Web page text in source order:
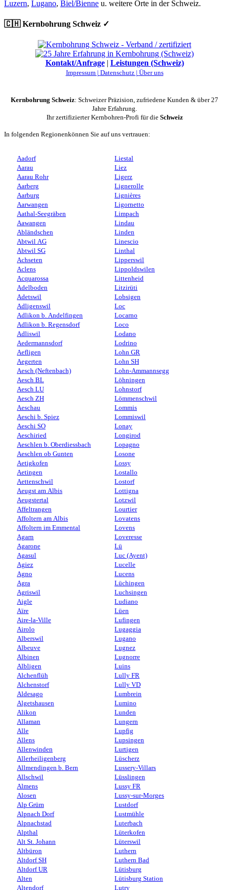
Luzern, Lugano, Biel/Bienne u. weitere Orte in der Schweiz.
🇨🇭 Kernbohrung Schweiz ✓
Kontakt/Anfrage| Leistungen (Schweiz)
Impressum | Datenschutz | Über uns
Kernbohrung Schweiz: Schweizer Präzision, zufriedene Kunden & über 27
Jahre Erfahrung.
Ihr zertifizierter Kernbohren-Profi für die Schweiz
In folgenden Regionenkönnen Sie auf uns vertrauen:
Aadorf
Aarau
Aarau Rohr
Aarberg
Aarburg
Aarwangen
Aathal-Seegräben
Aawangen
Abländschen
Abtwil AG
Abtwil SG
Achseten
Aclens
Acquarossa
Adelboden
Adetswil
Adligenswil
Adlikon b. Andelfingen
Adlikon b. Regensdorf
Adliswil
Aedermannsdorf
Aefligen
Aegerten
Aesch (Neftenbach)
Aesch BL
Aesch LU
Aesch ZH
Aeschau
Aeschi b. Spiez
Aeschi SO
Aeschiried
Aeschlen b. Oberdiessbach
Aeschlen ob Gunten
Aetigkofen
Aetingen
Aettenschwil
Aeugst am Albis
Aeugstertal
Affeltrangen
Affoltern am Albis
Affoltern im Emmental
Agarn
Agarone
Agasul
Agiez
Agno
Agra
Agriswil
Aigle
Aïre
Aire-la-Ville
Airolo
Alberswil
Albeuve
Albinen
Albligen
Alchenflüh
Alchenstorf
Aldesago
Algetshausen
Alikon
Allaman
Alle
Allens
Allenwinden
Allerheiligenberg
Allmendingen b. Bern
Allschwil
Almens
Alosen
Alp Grüm
Alpnach Dorf
Alpnachstad
Alpthal
Alt St. Johann
Altbüron
Altdorf SH
Altdorf UR
Alten
Altendorf
Liestal
Liez
Ligerz
Lignerolle
Lignières
Ligornetto
Limpach
Lindau
Linden
Linescio
Linthal
Lipperswil
Lippoldswilen
Littenheid
Litzirüti
Lobsigen
Loc
Locarno
Loco
Lodano
Lodrino
Lohn GR
Lohn SH
Lohn-Ammannsegg
Löhningen
Lohnstorf
Lömmenschwil
Lommis
Lommiswil
Lonay
Longirod
Lopagno
Losone
Lossy
Lostallo
Lostorf
Lottigna
Lotzwil
Lourtier
Lovatens
Lovens
Loveresse
Lü
Luc (Ayent)
Lucelle
Lucens
Lüchingen
Luchsingen
Ludiano
Lüen
Lufingen
Lugaggia
Lugano
Lugnez
Lugnorre
Luins
Lully FR
Lully VD
Lumbrein
Lumino
Lunden
Lungern
Lupfig
Lupsingen
Lurtigen
Lüscherz
Lussery-Villars
Lüsslingen
Lussy FR
Lussy-sur-Morges
Lustdorf
Lustmühle
Luterbach
Lüterkofen
Lüterswil
Luthern
Luthern Bad
Lütisburg
Lütisburg Station
Lutry